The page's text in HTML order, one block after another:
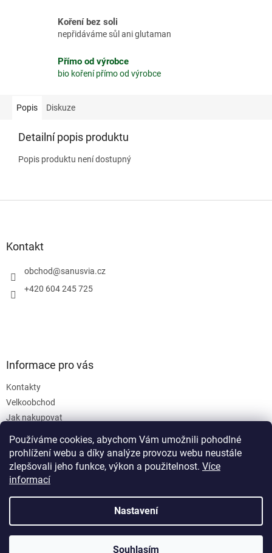
Používáme cookies, abychom Vám umožnili pohodlné
prohlížení webu a díky analýze provozu webu neustále
zlepšovali jeho funkce, výkon a použitelnost. Více
informací
Nastavení
Souhlasím
Koření bez soli
nepřidáváme sůl ani glutaman
Přímo od výrobce
bio koření přímo od výrobce
Popis Diskuze
Detailní popis produktu
Popis produktu není dostupný
Kontakt
obchod@sanusvia.cz
+420 604 245 725
Informace pro vás
Kontakty
Velkoobchod
Jak nakupovat
Podmínky ochrany osobních údajů
Vytvořil Shoptet
SanusVia. Všechna práva vyhrazena.